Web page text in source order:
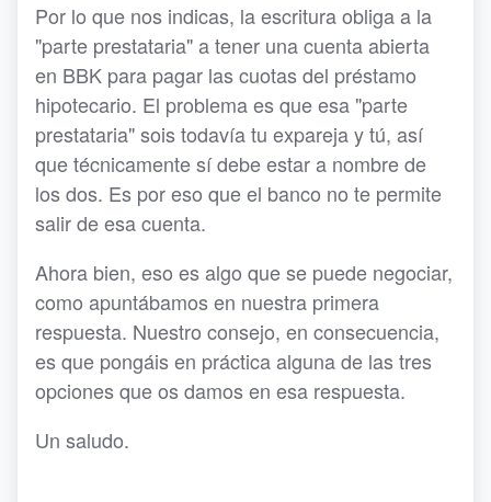
Por lo que nos indicas, la escritura obliga a la
"parte prestataria" a tener una cuenta abierta
en BBK para pagar las cuotas del préstamo
hipotecario. El problema es que esa "parte
prestataria" sois todavía tu expareja y tú, así
que técnicamente sí debe estar a nombre de
los dos. Es por eso que el banco no te permite
salir de esa cuenta.
Ahora bien, eso es algo que se puede negociar,
como apuntábamos en nuestra primera
respuesta. Nuestro consejo, en consecuencia,
es que pongáis en práctica alguna de las tres
opciones que os damos en esa respuesta.
Un saludo.